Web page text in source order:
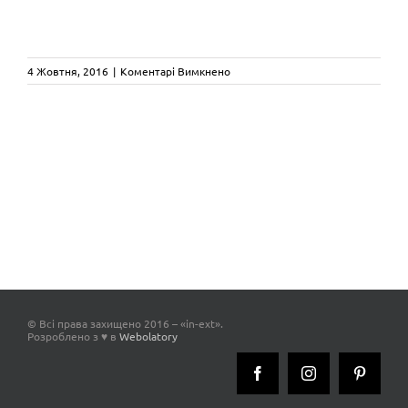
4 Жовтня, 2016 | Коментарі Вимкненодо
jung
© Всі права захищено 2016 – «in-ext».
Розроблено з ♥ в Webolatory